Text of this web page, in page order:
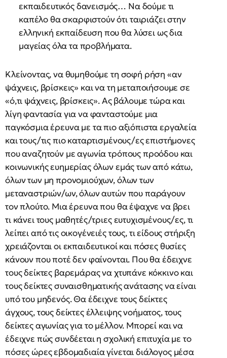
εκπαιδευτικός δανεισμός… Να δούμε τι
καπέλο θα σκαρφιστούν ότι ταιριάζει στην
ελληνική εκπαίδευση που θα λύσει ως δια
μαγείας όλα τα προβλήματα.
Κλείνοντας, να θυμηθούμε τη σοφή ρήση «αν
ψάχνεις, βρίσκεις» και να τη μεταποιήσουμε σε
«ό,τι ψάχνεις, βρίσκεις». Ας βάλουμε τώρα και
λίγη φαντασία για να φανταστούμε μια
παγκόσμια έρευνα με τα πιο αξιόπιστα εργαλεία
και τους/τις πιο καταρτισμένους/ες επιστήμονες
που αναζητούν με αγωνία τρόπους προόδου και
κοινωνικής ευημερίας όλων εμάς των από κάτω,
όλων των μη προνομιούχων, όλων των
μεταναστριών/ων, όλων αυτών που παράγουν
τον πλούτο. Μια έρευνα που θα έψαχνε να βρει
τι κάνει τους μαθητές/τριες ευτυχισμένους/ες, τι
λείπει από τις οικογένειές τους, τι είδους στήριξη
χρειάζονται οι εκπαιδευτικοί και πόσες θυσίες
κάνουν που ποτέ δεν φαίνονται. Που θα έδειχνε
τους δείκτες βαρεμάρας να χτυπάνε κόκκινο και
τους δείκτες συναισθηματικής ανάτασης να είναι
υπό του μηδενός. Θα έδειχνε τους δείκτες
άγχους, τους δείκτες έλλειψης νοήματος, τους
δείκτες αγωνίας για το μέλλον. Μπορεί και να
έδειχνε πώς συνδέεται η σχολική επιτυχία με το
πόσες ώρες εβδομαδιαία γίνεται διάλογος μέσα